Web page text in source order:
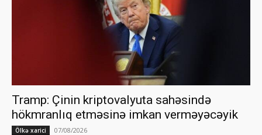
Tramp: Çinin kriptovalyuta sahəsində
hökmranlıq etməsinə imkan verməyəcəyik
Ölkə xarici 07/08/2026